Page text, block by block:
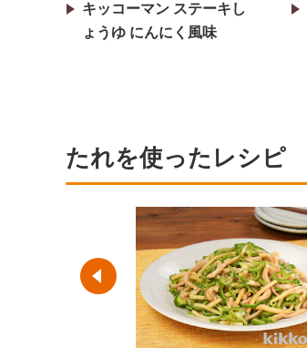
キッコーマン ステーキし
ょうゆ にんにく風味
たれを使ったレシピ